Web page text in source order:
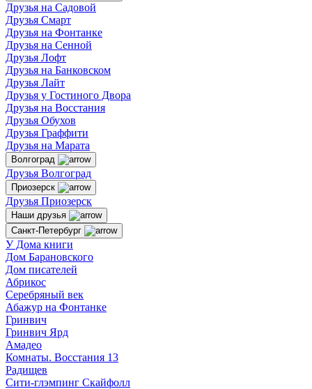
Друзья на Садовой
Друзья Смарт
Друзья на Фонтанке
Друзья на Сенной
Друзья Лофт
Друзья на Банковском
Друзья Лайт
Друзья у Гостиного Двора
Друзья на Восстания
Друзья Обухов
Друзья Граффити
Друзья на Марата
Волгоград
Друзья Волгоград
Приозерск
Друзья Приозерск
Наши друзья
Санкт-Петербург
У Дома книги
Дом Барановского
Дом писателей
Абрикос
Серебряный век
Абажур на Фонтанке
Гринвич
Гринвич Ярд
Амадео
Комнаты. Восстания 13
Радищев
Сити-глэмпинг Скайфолл